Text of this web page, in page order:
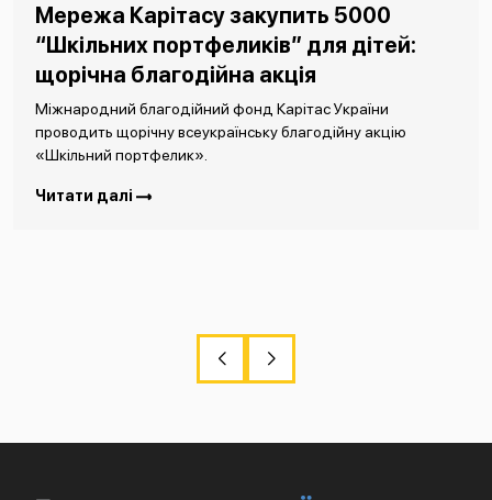
Мережа Карітасу закупить 5000
“Шкільних портфеликів” для дітей:
щорічна благодійна акція
Міжнародний благодійний фонд Карітас України
проводить щорічну всеукраїнську благодійну акцію
«Шкільний портфелик».
Читати далі